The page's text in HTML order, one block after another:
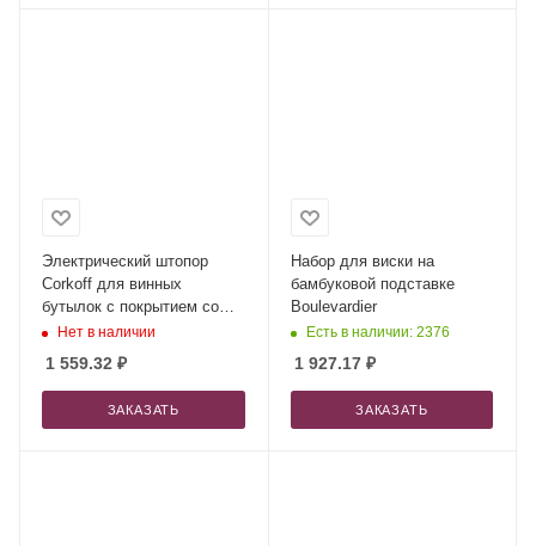
Электрический штопор
Corkoff для винных
бутылок с покрытием софт
тач, черный (P)
Нет в наличии
1 559.32 ₽
ЗАКАЗАТЬ
Набор для виски на
бамбуковой подставке
Boulevardier
Есть в наличии: 2376
1 927.17₽
ЗАКАЗАТЬ